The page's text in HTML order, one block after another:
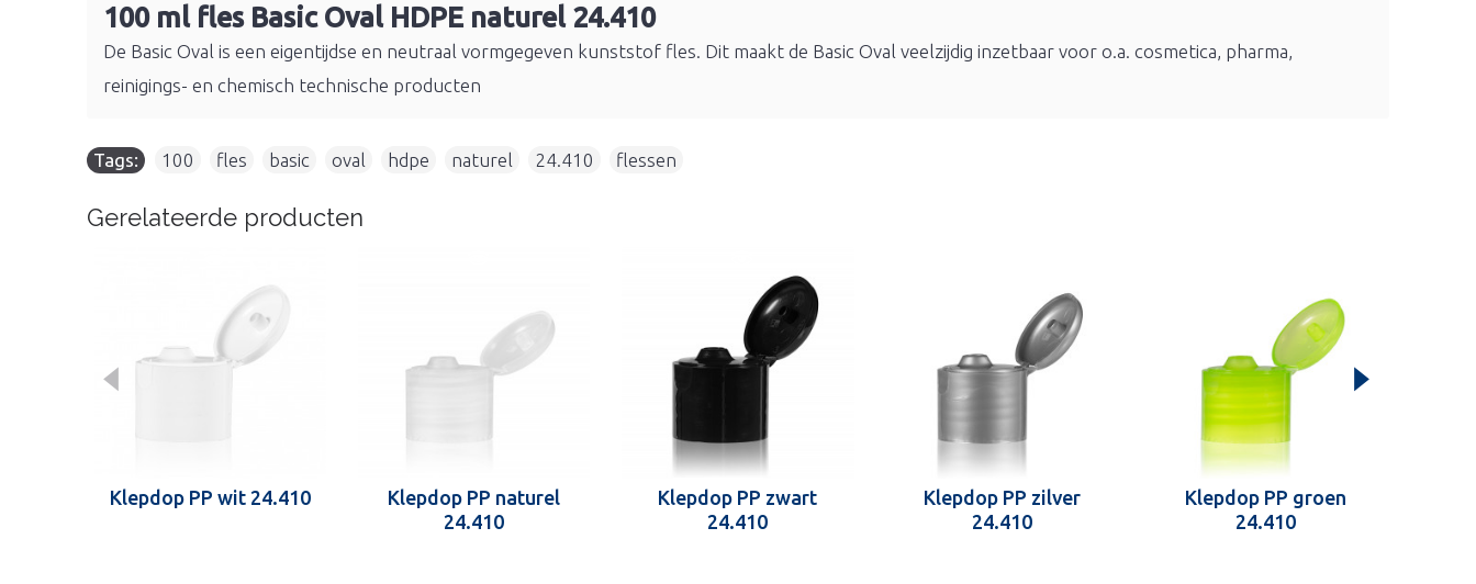
100 ml fles Basic Oval HDPE naturel 24.410
De Basic Oval is een eigentijdse en neutraal vormgegeven kunststof fles. Dit maakt de Basic Oval veelzijdig inzetbaar voor o.a. cosmetica, pharma,
reinigings- en chemisch technische producten
Tags: 100 fles basic oval hdpe naturel 24.410 flessen
Gerelateerde producten
Klepdop PP wit 24.410
Klepdop PP naturel
24.410
Klepdop PP zwart
24.410
Klepdop PP zilver
24.410
Klepdop PP groen
24.410